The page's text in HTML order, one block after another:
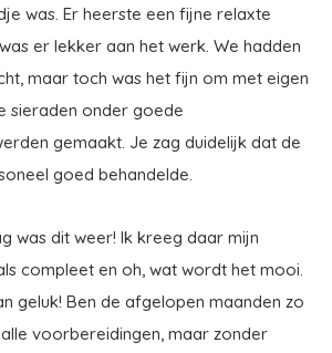
was. Er heerste een fijne relaxte
er lekker aan het werk. We hadden
maar toch was het fijn om met eigen
sieraden onder goede
gemaakt. Je zag duidelijk dat de
goed behandelde.
was dit weer! Ik kreeg daar mijn
compleet en oh, wat wordt het mooi.
geluk! Ben de afgelopen maanden zo
voorbereidingen, maar zonder